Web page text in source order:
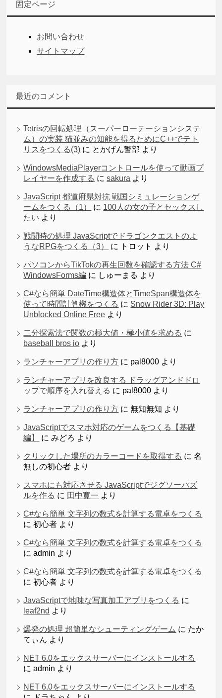
固定ページ
お問い合わせ
サイトマップ
最近のコメント
Tetrisの回転処理（スーパーローテーションシステ
ム）の実装 猫並みの知能を得るためにC++でテト
リスをつくる(3) に とかげん警部 より
WindowsMediaPlayerコントロールを使って動画プ
レイヤーを作成する にsakura より
JavaScript 都道府県対抗 戦国シミュレーションゲ
ームをつくる（1）
に 100人の女の子とセックスし
たい より
戦闘時の処理 JavaScriptでドラゴンクエストのよ
うなRPGをつくる（3）
に トロット より
パソコンからTikTokの再生回数を確認する方法 C#
WindowsForms編 に しゅーまる より
C#なら簡単 DateTime構造体とTimeSpan構造体を
使って時間計算機をつくる に Snow Rider 3D: Play
Unblocked Online Free より
二分探索法で関数の極大値・極小値を求める に
baseball bros io より
ランチャーアプリの作り方 に pal8000 より
ランチャーアプリを改良する ドラッグアンドドロ
ップで順序を入れ替える に pal8000 より
ランチャーアプリの作り方 に無知無知 より
JavaScriptでスマホ対応のゲームをつくる【基礎
編】
にみどろ より
クリックした場所のカラーコードを取得する に名
無しの初心者 より
スマホにも対応させる JavaScriptでジグソーパズ
ルを作る に 田中寛一 より
C#なら簡単 文字列の数式を計算する電卓をつくる
に初心者 より
C#なら簡単 文字列の数式を計算する電卓をつくる
にadmin より
C#なら簡単 文字列の数式を計算する電卓をつくる
に初心者 より
JavaScriptで地味な写真加工アプリをつくる に
leaf2nd より
爆発の処理 超簡単なシューティングゲーム に たか
てぃん より
NET 6.0をエックスサーバーにインストールする
にadmin より
NET 6.0をエックスサーバーにインストールする